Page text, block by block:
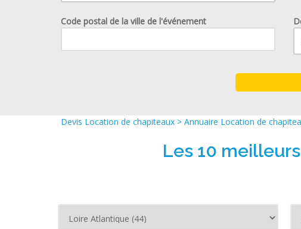
Code postal de la ville de l'événement
Devis Location de chapiteaux > Annuaire Location de
Les 10